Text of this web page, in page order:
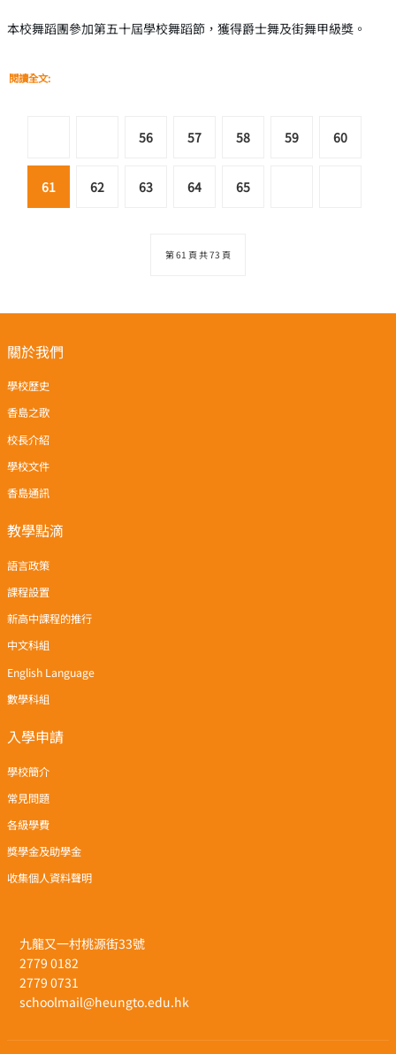
本校舞蹈團參加第五十屆學校舞蹈節，獲得爵士舞及街舞甲級獎。
閱讀全文:
56 57 58 59 60
61 62 63 64 65
第 61 頁 共 73 頁
九龍又一村桃源街33號
2779 0182
2779 0731
schoolmail@heungto.edu.hk
關於我們
學校歷史
香島之歌
校長介紹
學校文件
香島通訊
教學點滴
語言政策
課程設置
新高中課程的推行
中文科組
English Language
數學科組
入學申請
學校簡介
常見問題
各級學費
獎學金及助學金
收集個人資料聲明